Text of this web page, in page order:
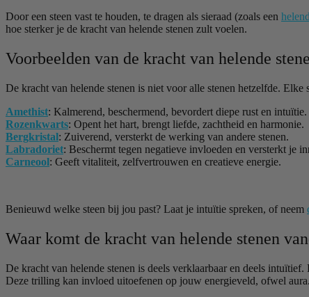
Door een steen vast te houden, te dragen als sieraad (zoals een
hoe sterker je de kracht van helende stenen zult voelen.
Voorbeelden van de kracht van helende
De kracht van helende stenen is niet voor alle stenen hetzelfde.
Amethist: Kalmerend, beschermend, bevordert diepe rust en intuïtie.
Rozenkwarts: Opent het hart, brengt liefde, zachtheid en harmonie.
Bergkristal: Zuiverend, versterkt de werking van andere stenen.
Labradoriet: Beschermt tegen negatieve invloeden en versterkt je
Carneool: Geeft vitaliteit, zelfvertrouwen en creatieve energie.
Benieuwd welke steen bij jou past? Laat je intuïtie spreken, of neem
Waar komt de kracht van helende stenen
De kracht van helende stenen is deels verklaarbaar en deels
Deze trilling kan invloed uitoefenen op jouw energieveld, ofwel aura.